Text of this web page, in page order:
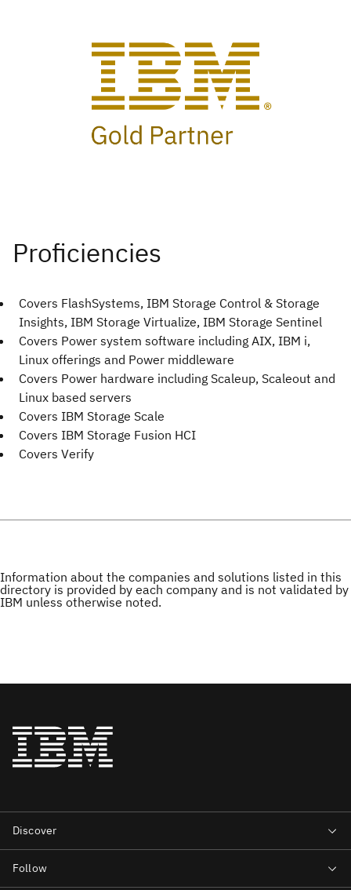
Covers FlashSystems, IBM Storage Control & Storage
Insights, IBM Storage Virtualize, IBM Storage Sentinel
Covers Power system software including AIX, IBM i,
Linux offerings and Power middleware
Covers Power hardware including Scaleup, Scaleout and
Linux based servers
Covers IBM Storage Scale
Covers IBM Storage Fusion HCI
Covers Verify
Information about the companies and solutions listed in this
directory is provided by each company and is not validated by
IBM unless otherwise noted.